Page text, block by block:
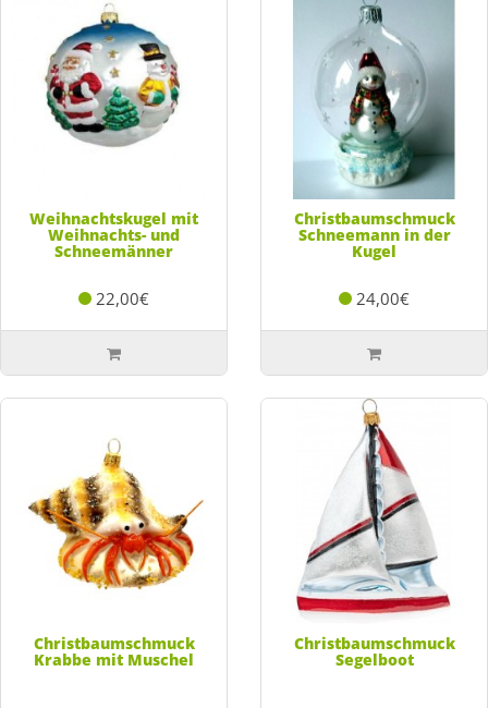
Weihnachtskugel mit
Weihnachts- und
Schneemänner
22,00€
Christbaumschmuck
Schneemann in der
Kugel
24,00€
Christbaumschmuck
Krabbe mit Muschel
Christbaumschmuck
Segelboot